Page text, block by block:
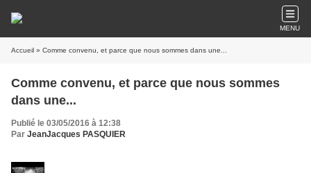
MENU
Accueil » Comme convenu, et parce que nous sommes dans une...
Comme convenu, et parce que nous sommes
dans une...
Publié le 03/05/2016 à 12:38
Par JeanJacques PASQUIER